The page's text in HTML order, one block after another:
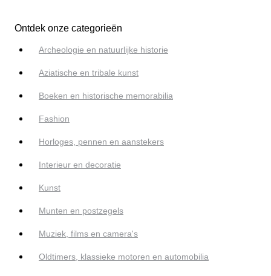
Ontdek onze categorieën
Archeologie en natuurlijke historie
Aziatische en tribale kunst
Boeken en historische memorabilia
Fashion
Horloges, pennen en aanstekers
Interieur en decoratie
Kunst
Munten en postzegels
Muziek, films en camera's
Oldtimers, klassieke motoren en automobilia